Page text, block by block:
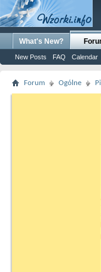
What's New?
New Posts FAQ Calendar
Forum Ogólne